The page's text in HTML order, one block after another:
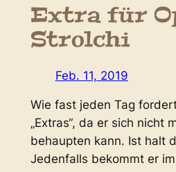
Extra für
Strolchi
Feb. 11, 2019
Wie fast jeden Tag
„Extras“, da er sich nicht
behaupten kann. Ist halt
Jedenfalls bekommt er